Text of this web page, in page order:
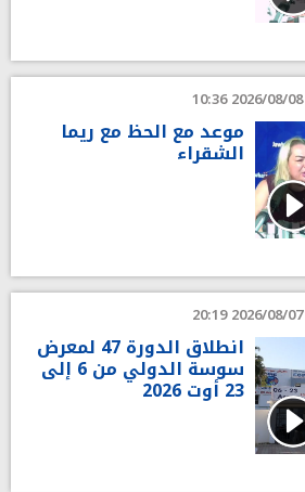
2026/08/08 10:36
موعد مع الحظ مع ريما
الشقراء
2026/08/07 20:19
انطلاق الدورة 47 لمعرض
سوسة الدولي من 6 إلى
23 أوت 2026